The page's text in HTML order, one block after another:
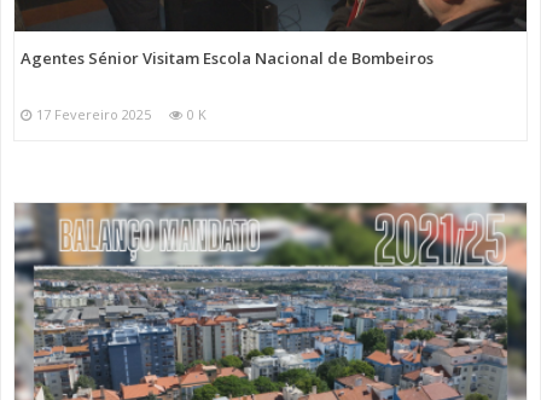
Agentes Sénior Visitam Escola Nacional de Bombeiros
17 Fevereiro 2025 0 K